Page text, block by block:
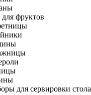
фруктов
для сервировки стола